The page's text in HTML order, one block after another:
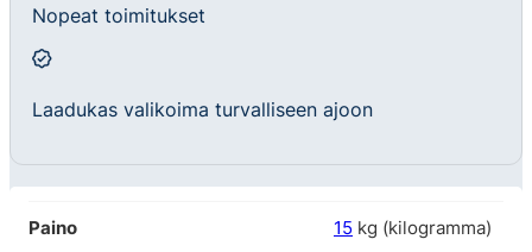
Nopeat toimitukset
Laadukas valikoima turvalliseen ajoon
Paino 15 kg (kilogramma)